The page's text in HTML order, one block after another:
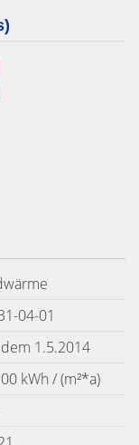
04-01
1.5.2014
kWh / (m²*a)